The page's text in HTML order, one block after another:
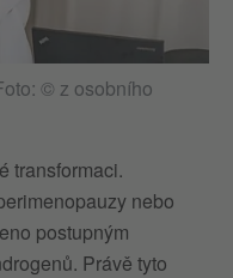
© z osobního
transformaci.
nebo
postupným
Právě tyto